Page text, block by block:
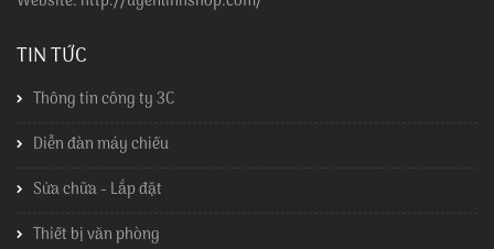
TIN TỨC
Thông tin công ty 3C
Diễn đàn máy chiếu
Sửa chữa - Lắp đặt
Thiết bị văn phòng